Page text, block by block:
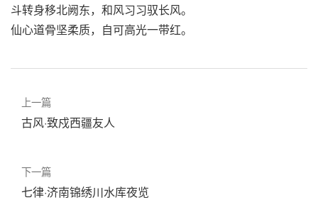
斗转身移北阙东，和风习习驭长风。
仙心道骨坚柔质，自可高光一带红。
上一篇
古风·致戍西疆友人
下一篇
七律·济南锦绣川水库夜览